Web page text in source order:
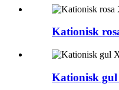
Kationisk
Kationisk